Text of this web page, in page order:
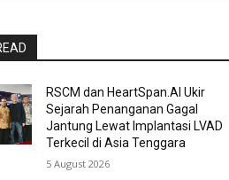
RSCM dan HeartSpan.AI Ukir
Sejarah Penanganan Gagal
Jantung Lewat Implantasi LVAD
Terkecil di Asia Tenggara
5 August 2026